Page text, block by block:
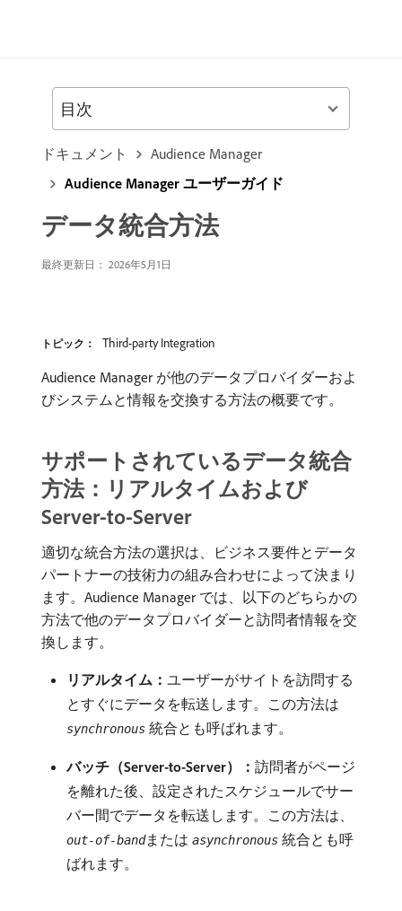
ドキュメント
Audience Manager
Audience Manager ユーザーガイド
データ統合方法
最終更新日： 2026年5月1日
トピック： Third-party Integration
Audience Manager が他のデータプロバイダーおよ
びシステムと情報を交換する方法の概要です。
サポートされているデータ統合
方法：リアルタイムおよび
Server-to-Server
適切な統合方法の選択は、ビジネス要件とデータ
パートナーの技術力の組み合わせによって決まり
ます。Audience Manager では、以下のどちらかの
方法で他のデータプロバイダーと訪問者情報を交
換します。
リアルタイム： ​ユーザーがサイトを訪問する
とすぐにデータを転送します。この方法は​
synchronous ​統合とも呼ばれます。
バッチ（Server-to-Server）： ​訪問者がページ
を離れた後、設定されたスケジュールでサー
バー間でデータを転送します。この方法は、
out-of-band​または​ asynchronous ​統合とも呼
ばれます。
目次